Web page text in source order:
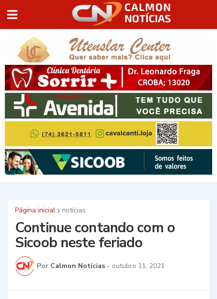
Página inicial notícias
Continue contando com o
Sicoob neste feriado
Por Calmon Notícias - outubro 11, 2021